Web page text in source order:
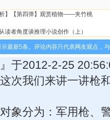
析】【第四弹】观赏植物——夹竹桃
读者角度谈推理小说创作（上）
示最新5条。评论内容只代表网友观点，
』于2012-2-25
次我们来讲一讲枪
象分为：军用枪、